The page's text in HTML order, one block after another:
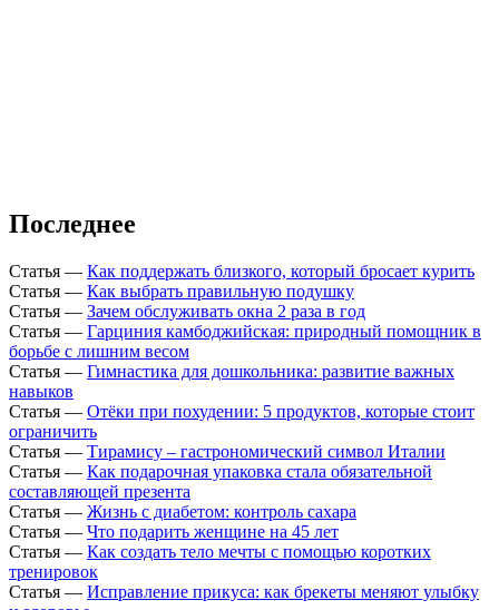
Последнее
Статья — Как поддержать близкого, который бросает курить
Статья — Как выбрать правильную подушку
Статья — Зачем обслуживать окна 2 раза в год
Статья — Гарциния камбоджийская: природный помощник в
борьбе с лишним весом
Статья — Гимнастика для дошкольника: развитие важных
навыков
Статья — Отёки при похудении: 5 продуктов, которые стоит
ограничить
Статья — Тирамису – гастрономический символ Италии
Статья — Как подарочная упаковка стала обязательной
составляющей презента
Статья — Жизнь с диабетом: контроль сахара
Статья — Что подарить женщине на 45 лет
Статья — Как создать тело мечты с помощью коротких
тренировок
Статья — Исправление прикуса: как брекеты меняют улыбку